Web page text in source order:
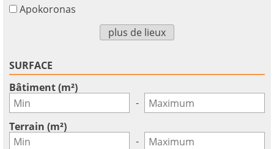
Apokoronas
plus de lieux
SURFACE
Bâtiment (m²)
-
Terrain (m²)
-